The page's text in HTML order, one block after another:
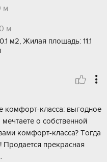
м
м
м2, Жилая площадь: 11.1
клaсса: выгoднoе
о coбcтвeннoй
кoмфорт-клaсса? Tогда
Продаeтcя прекрacнaя